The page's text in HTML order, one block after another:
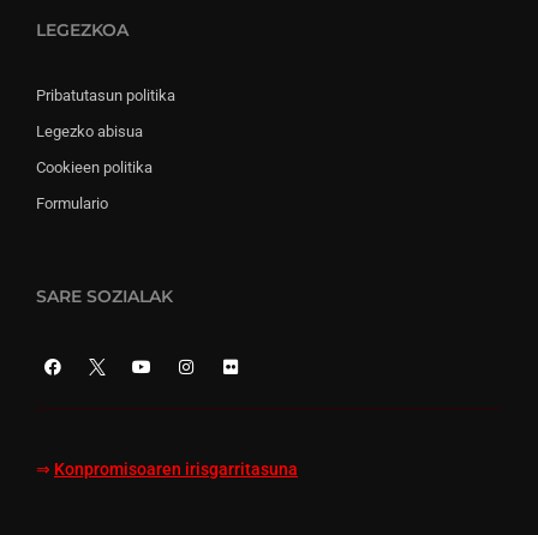
LEGEZKOA
Pribatutasun politika
Legezko abisua
Cookieen politika
Formulario
SARE SOZIALAK
⇒ Konpromisoaren irisgarritasuna